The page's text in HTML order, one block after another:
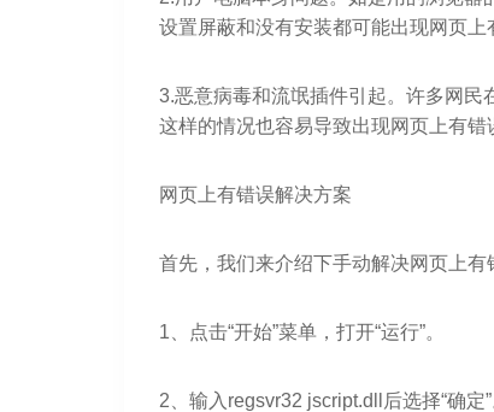
设置屏蔽和没有安装都可能出现网页上
3.恶意病毒和流氓插件引起。许多网民
这样的情况也容易导致出现网页上有错
网页上有错误解决方案
首先，我们来介绍下手动解决网页上有
1、点击“开始”菜单，打开“运行”。
2、输入regsvr32 jscript.dll后选择“确